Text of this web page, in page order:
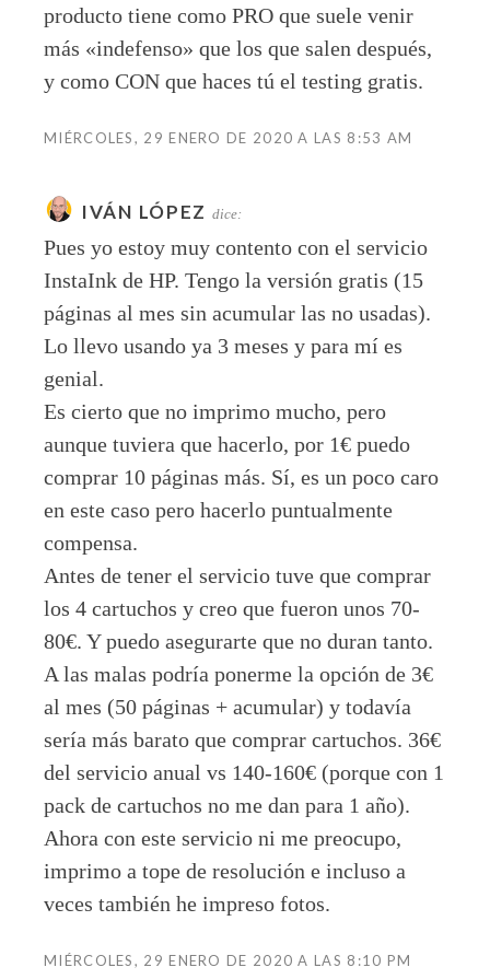
producto tiene como PRO que suele venir
más «indefenso» que los que salen después,
y como CON que haces tú el testing gratis.
MIÉRCOLES, 29 ENERO DE 2020 A LAS 8:53 AM
IVÁN LÓPEZ dice:
Pues yo estoy muy contento con el servicio
InstaInk de HP. Tengo la versión gratis (15
páginas al mes sin acumular las no usadas).
Lo llevo usando ya 3 meses y para mí es
genial.
Es cierto que no imprimo mucho, pero
aunque tuviera que hacerlo, por 1€ puedo
comprar 10 páginas más. Sí, es un poco caro
en este caso pero hacerlo puntualmente
compensa.
Antes de tener el servicio tuve que comprar
los 4 cartuchos y creo que fueron unos 70-
80€. Y puedo asegurarte que no duran tanto.
A las malas podría ponerme la opción de 3€
al mes (50 páginas + acumular) y todavía
sería más barato que comprar cartuchos. 36€
del servicio anual vs 140-160€ (porque con 1
pack de cartuchos no me dan para 1 año).
Ahora con este servicio ni me preocupo,
imprimo a tope de resolución e incluso a
veces también he impreso fotos.
MIÉRCOLES, 29 ENERO DE 2020 A LAS 8:10 PM